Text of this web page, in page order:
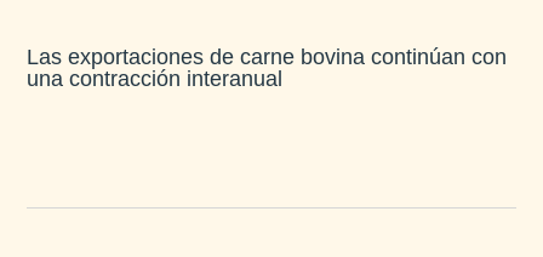
Las exportaciones de carne bovina continúan con
una contracción interanual